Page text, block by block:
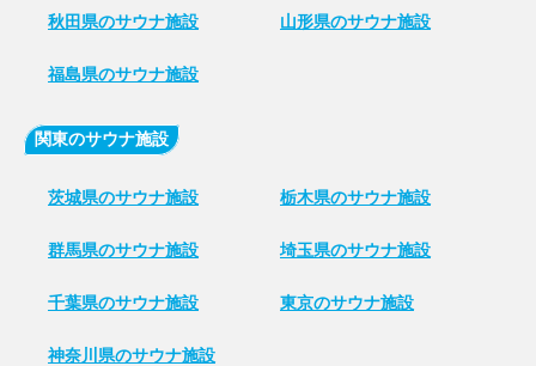
秋田県のサウナ施設 山形県のサウナ施設
福島県のサウナ施設
関東のサウナ施設
茨城県のサウナ施設 栃木県のサウナ施設
群馬県のサウナ施設 埼玉県のサウナ施設
千葉県のサウナ施設 東京のサウナ施設
神奈川県のサウナ施設